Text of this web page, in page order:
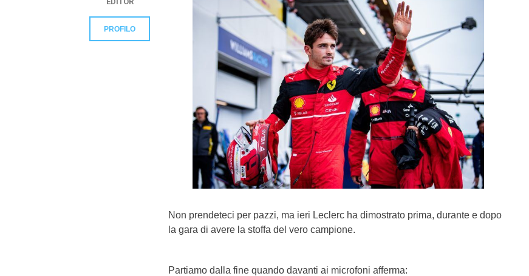
Non prendeteci per pazzi, ma ieri Leclerc ha dimostrato prima, durante e dopo
la gara di avere la stoffa del vero campione.
Partiamo dalla fine quando davanti ai microfoni afferma:
PROFILO